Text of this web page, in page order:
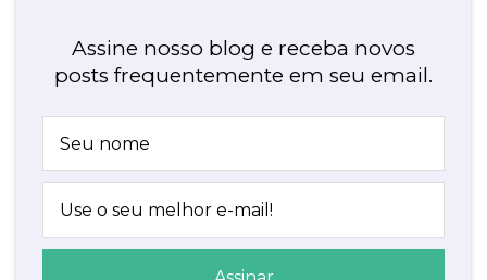
Assine nosso blog e receba novos
posts frequentemente em seu email.